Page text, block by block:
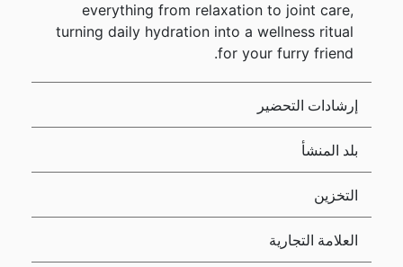
everything from relaxation to joint care,
turning daily hydration into a wellness ritual
for your furry friend.
إرشادات التحضير
بلد المنشأ
التخزين
العلامة التجارية